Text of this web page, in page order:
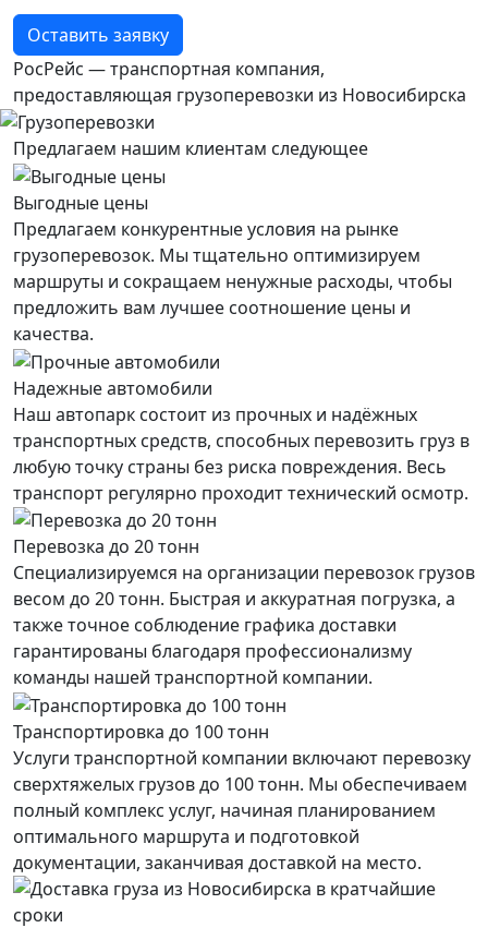
Оставить заявку
РосРейс — транспортная компания,
предоставляющая грузоперевозки из Новосибирска
Предлагаем нашим клиентам следующее
Выгодные цены
Предлагаем конкурентные условия на рынке
грузоперевозок. Мы тщательно оптимизируем
маршруты и сокращаем ненужные расходы, чтобы
предложить вам лучшее соотношение цены и
качества.
Надежные автомобили
Наш автопарк состоит из прочных и надёжных
транспортных средств, способных перевозить груз в
любую точку страны без риска повреждения. Весь
транспорт регулярно проходит технический осмотр.
Перевозка до 20 тонн
Специализируемся на организации перевозок грузов
весом до 20 тонн. Быстрая и аккуратная погрузка, а
также точное соблюдение графика доставки
гарантированы благодаря профессионализму
команды нашей транспортной компании.
Транспортировка до 100 тонн
Услуги транспортной компании включают перевозку
сверхтяжелых грузов до 100 тонн. Мы обеспечиваем
полный комплекс услуг, начиная планированием
оптимального маршрута и подготовкой
документации, заканчивая доставкой на место.